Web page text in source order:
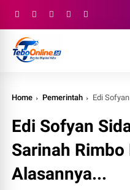
Home Pemerintah Edi Sofyan
Edi Sofyan
Sarinah
Alasannya...